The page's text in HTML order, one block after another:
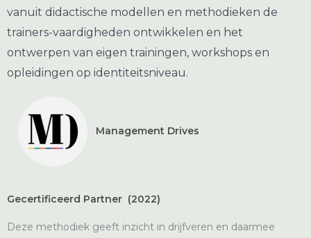
vanuit didactische modellen en methodieken de
trainers-vaardigheden ontwikkelen en het
ontwerpen van eigen trainingen, workshops en
opleidingen op identiteitsniveau.
Management Drives
Gecertificeerd Partner (2022)
Deze methodiek geeft inzicht in drijfveren en daarmee